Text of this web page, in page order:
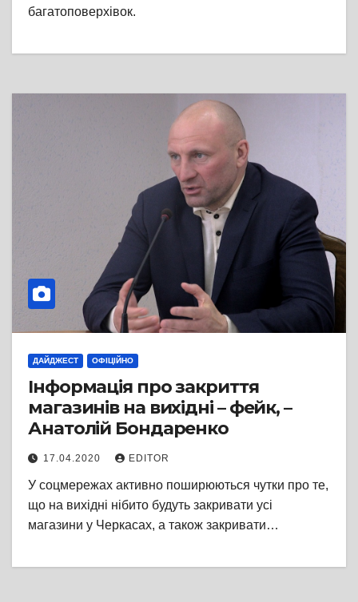
багатоповерхівок.
ДАЙДЖЕСТ ОФІЦІЙНО
Інформація про закриття
магазинів на вихідні – фейк, –
Анатолій Бондаренко
17.04.2020 EDITOR
У соцмережах активно поширюються чутки про те,
що на вихідні нібито будуть закривати усі
магазини у Черкасах, а також закривати…